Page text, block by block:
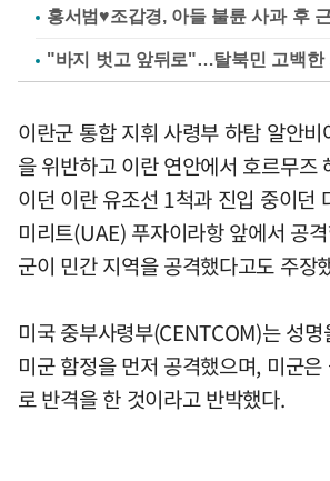
홍서범♥조갑경, 아들 불륜 사과 후
"바지 벗고 앞뒤로"…탈북민 고백한
이란군 통합 지휘 사령부 하탐 알안
을 위반하고 이란 연안에서 호르무즈
이던 이란 유조선 1척과 진입 중이던
미리트(UAE) 푸자이라항 앞에서 공
군이 민간 지역을 공격했다고도 주장
미국 중부사령부(CENTCOM)는 성명
미군 함정을 먼저 공격했으며, 미군
로 반격을 한 것이라고 반박했다.